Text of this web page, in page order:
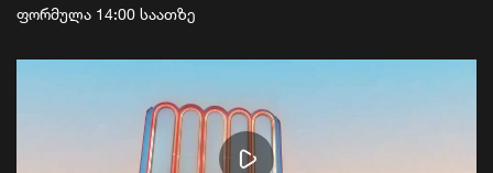
ფორმულა 14:00 საათზე